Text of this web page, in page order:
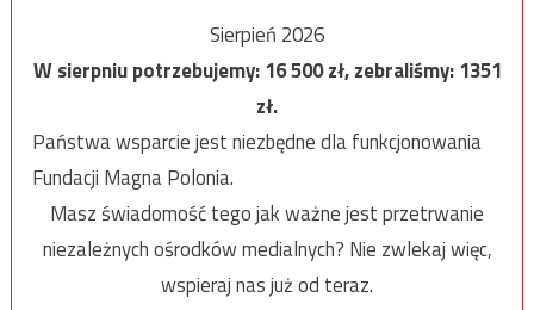
Sierpień 2026
W sierpniu potrzebujemy:16 500zł, zebraliśmy:1351
zł.
Państwa wsparcie jest niezbędne dla funkcjonowania
Fundacji Magna Polonia.
Masz świadomość tego jak ważne jest przetrwanie
niezależnych ośrodków medialnych? Nie zwlekaj więc,
wspieraj nas już od teraz.